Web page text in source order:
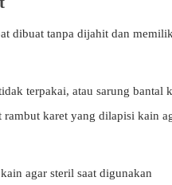
dibuat tanpa dijahit dan
terpakai, atau sarung bantal
rambut karet yang dilapisi kain
agar steril saat digunakan